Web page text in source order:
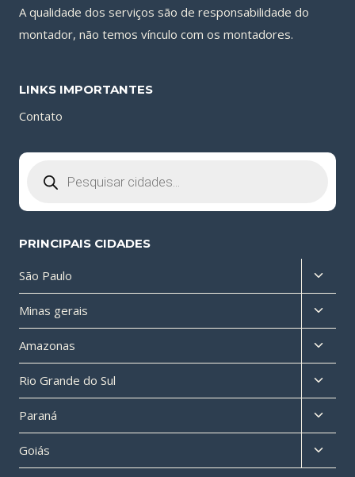
A qualidade dos serviços são de responsabilidade do
montador, não temos vínculo com os montadores.
LINKS IMPORTANTES
Contato
produtos
PRINCIPAIS CIDADES
São Paulo
menu
filho
Minas gerais
menu
filho
Amazonas
menu
filho
Rio Grande do Sul
menu
filho
Paraná
menu
filho
Goiás
menu